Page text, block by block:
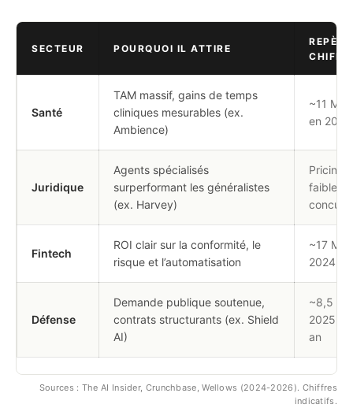
SECTEUR POURQUOI IL ATTIRE
REPÈRE
Santé
TAM massif, gains de temps
cliniques mesurables (ex.
Ambience)
~11
en 2024
Juridique
Agents spécialisés
surperformant les généralistes
(ex. Harvey)
Pricing
faible
Fintech
ROI clair sur la conformité, le
risque et l’automatisation
~17
2024
Défense
Demande publique soutenue,
contrats structurants (ex. Shield
AI)
~8,5
2025,
an
Sources : The AI Insider, Crunchbase, Wellows (2024-2026). Chiffres
indicatifs.